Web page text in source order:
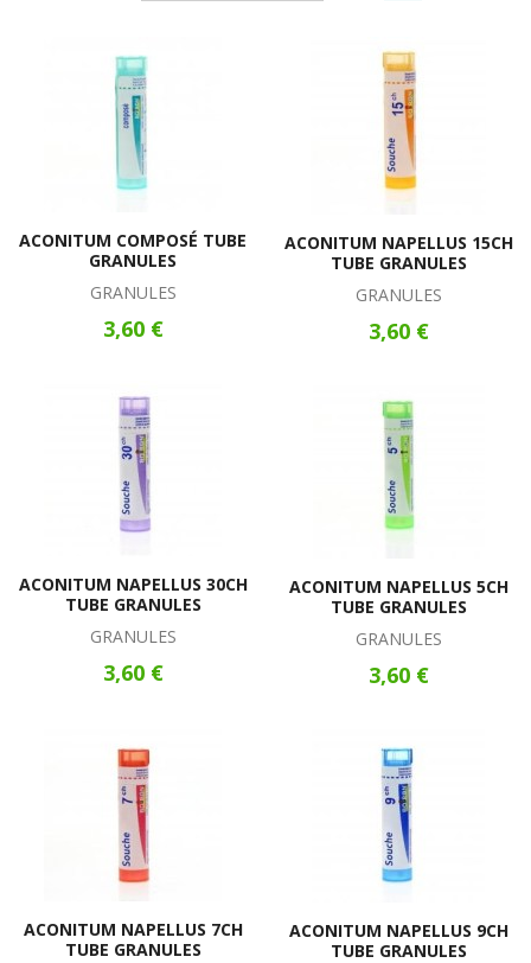
ACONITUM COMPOSÉ TUBE
GRANULES
GRANULES
3,60 €
ACONITUM NAPELLUS 15CH
TUBE GRANULES
GRANULES
3,60 €
ACONITUM NAPELLUS 30CH
TUBE GRANULES
GRANULES
3,60 €
ACONITUM NAPELLUS 5CH
TUBE GRANULES
GRANULES
3,60 €
ACONITUM NAPELLUS 7CH
TUBE GRANULES
ACONITUM NAPELLUS 9CH
TUBE GRANULES